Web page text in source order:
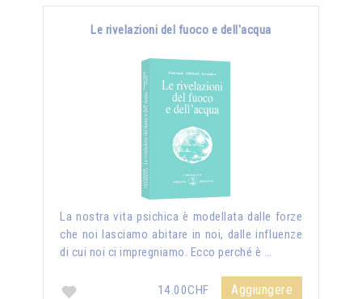
Le rivelazioni del fuoco e dell'acqua
La nostra vita psichica è modellata dalle forze
che noi lasciamo abitare in noi, dalle influenze
di cui noi ci impregniamo. Ecco perché è …
14.00CHF Aggiungere